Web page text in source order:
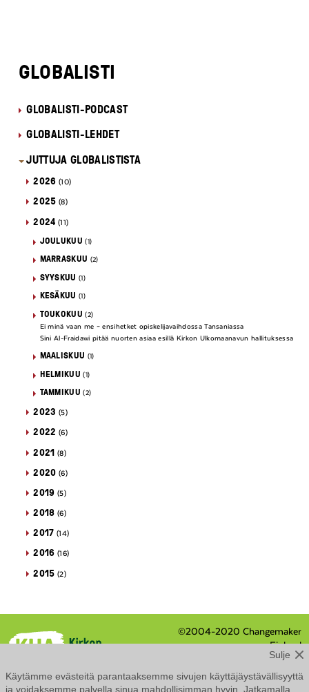
GLOBALISTI
GLOBALISTI-PODCAST
GLOBALISTI-LEHDET
JUTTUJA GLOBALISTISTA
2026 (10)
2025 (8)
2024 (11)
JOULUKUU (1)
MARRASKUU (2)
SYYSKUU (1)
KESÄKUU (1)
TOUKOKUU (2)
Ei minä vaan me – ensihetket opiskelijavaihdossa Tansaniassa
Sini Al-Fraidawi pitää nuorten asiaa esillä Kirkon Ulkomaanavun hallituksessa
MAALISKUU (1)
HELMIKUU (1)
TAMMIKUU (2)
2023 (5)
2022 (6)
2021 (8)
2020 (6)
2019 (5)
2018 (6)
2017 (14)
2016 (16)
2015 (2)
©2004-2020 Changemaker
Finland
Eteläranta 8 / PL 210, 00131
Helsinki
Tietosuojaseloste
Käytämme evästeitä parantaaksemme sivujen käyttäjäystävällisyyttä
ja voidaksemme palvella sinua mahdollisimman hyvin. Jatkamalla
Sulje